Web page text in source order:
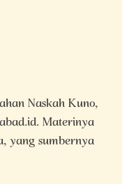
Naskah Kuno,
Materinya
yang sumbernya